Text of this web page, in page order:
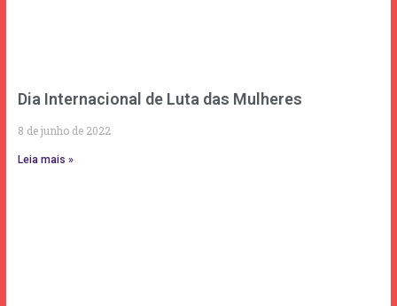
Dia Internacional de Luta das Mulheres
8 de junho de 2022
Leia mais »